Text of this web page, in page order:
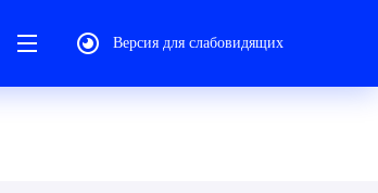
Версия для слабовидящих